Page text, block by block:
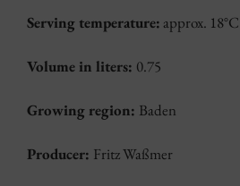
Serving temperature: approx. 18°C
Volume in liters: 0.75
Growing region: Baden
Producer: Fritz Waßmer